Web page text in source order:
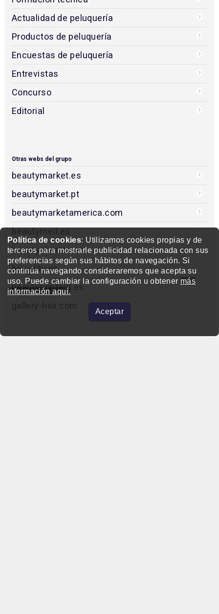
Política de cookies: Utilizamos cookies propias y de
terceros para mostrarle publicidad relacionada con sus
preferencias según sus hábitos de navegación. Si
continúa navegando consideraremos que acepta su
uso. Puede cambiar la configuración u obtener más
información aquí.
Aceptar
Actualidad de peluquería
Productos de peluquería
Encuestas de peluquería
Entrevistas
Concurso
Editorial
Otras webs del grupo
beautymarket.es
beautymarket.pt
beautymarketamerica.com
beautymed.es
beautypharma.es
bewellty.es
beautycontact.es
gallery-hair.com